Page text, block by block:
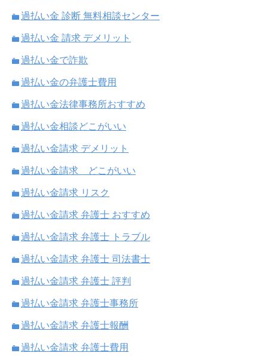
過払い金 診断 無料相談センター
過払い金 請求 デメリット
過払い金で詐欺
過払い金の弁護士費用
過払い金法律事務所おすすめ
過払い金相談どこがいい
過払い金請求 デメリット
過払い金請求 どこがいい
過払い金請求 リスク
過払い金請求 弁護士 おすすめ
過払い金請求 弁護士 トラブル
過払い金請求 弁護士 司法書士
過払い金請求 弁護士 評判
過払い金請求 弁護士事務所
過払い金請求 弁護士報酬
過払い金請求 弁護士費用